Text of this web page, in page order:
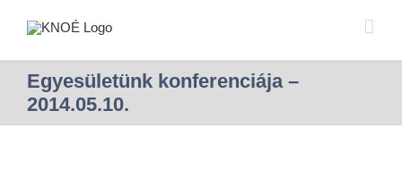
Egyesületünk konferenciája –
2014.05.10.